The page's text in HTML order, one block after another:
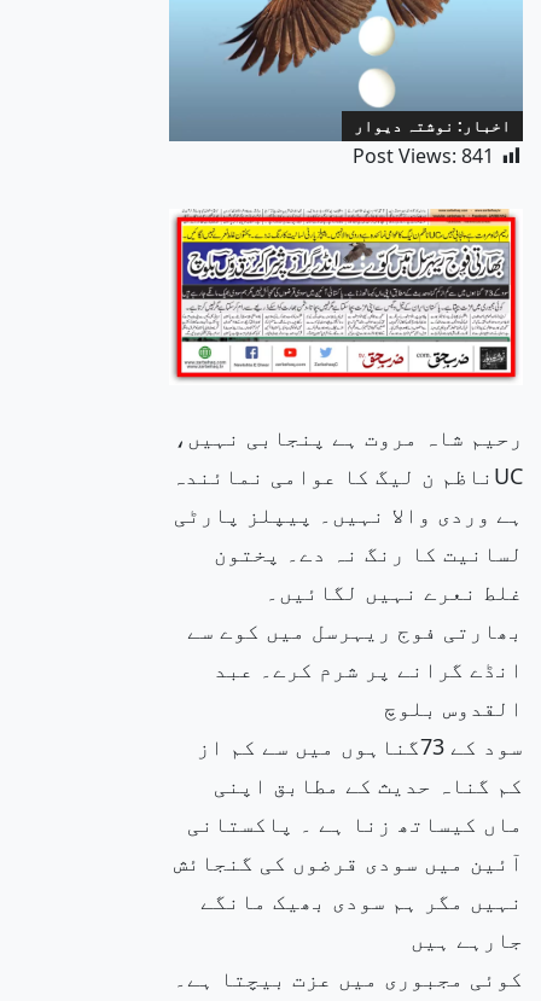
اخبار: نوشتہ دیوار
Post Views: 841
رحیم شاہ مروت ہے پنجابی نہیں،
UCناظم ن لیگ کا عوامی نمائندہ
ہے وردی والا نہیں۔ پیپلز پارٹی
لسانیت کا رنگ نہ دے۔ پختون
غلط نعرے نہیں لگائیں۔
بھارتی فوج ریہرسل میں کوے سے
انڈے گرانے پر شرم کرے۔ عبد
القدوس بلوچ
سود کے 73گناہوں میں سے کم از
کم گناہ حدیث کے مطابق اپنی
ماں کیساتھ زنا ہے ۔ پاکستانی
آئین میں سودی قرضوں کی گنجائش
نہیں مگر ہم سودی بھیک مانگے
جارہے ہیں
کوئی مجبوری میں عزت بیچتا ہے۔